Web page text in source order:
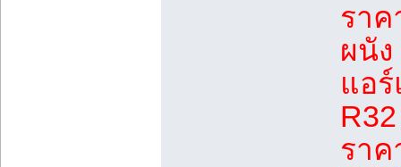
รา
ผนัง
แอ
R32
ราค